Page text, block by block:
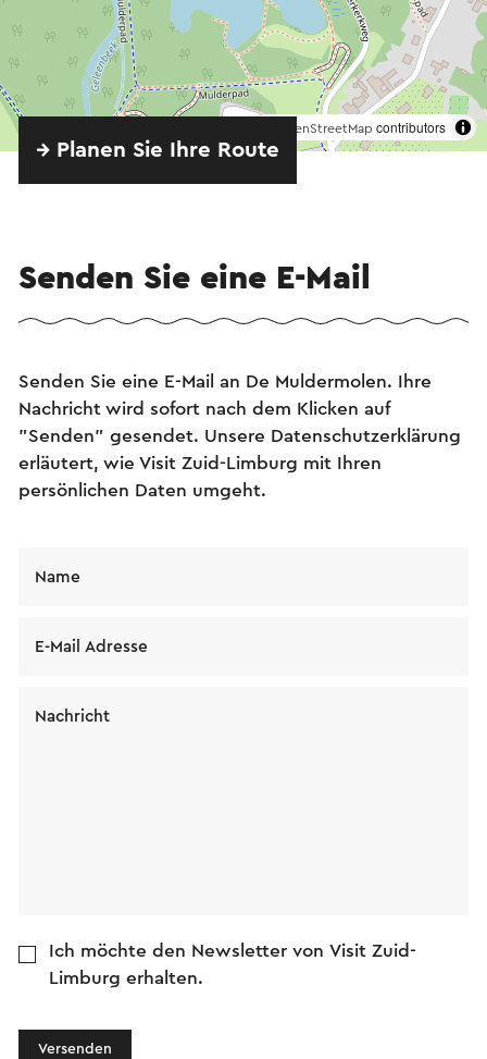
OpenStreetMap contributors
→ Planen Sie Ihre Route
Senden Sie eine E-Mail
Senden Sie eine E-Mail an De Muldermolen. Ihre
Nachricht wird sofort nach dem Klicken auf
"Senden" gesendet. Unsere Datenschutzerklärung
erläutert, wie Visit Zuid-Limburg mit Ihren
persönlichen Daten umgeht.
Name
E-Mail Adresse
Nachricht
Ich möchte den Newsletter von Visit Zuid-
Limburg erhalten.
Versenden